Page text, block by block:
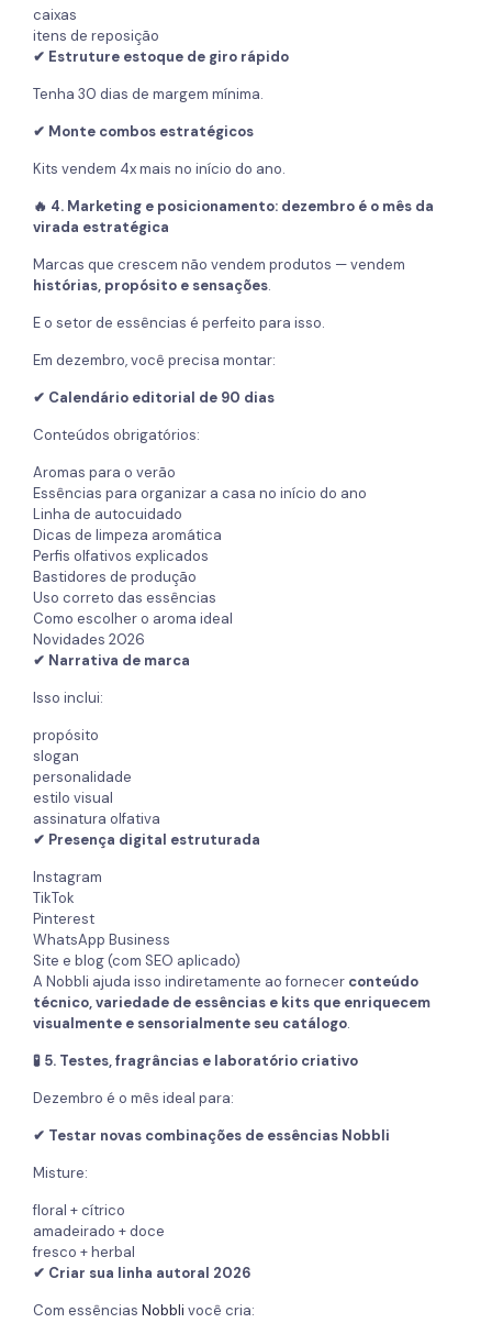
caixas
itens de reposição
✔ Estruture estoque de giro rápido
Tenha 30 dias de margem mínima.
✔ Monte combos estratégicos
Kits vendem 4x mais no início do ano.
🔥 4. Marketing e posicionamento: dezembro é o mês da
virada estratégica
Marcas que crescem não vendem produtos — vendem
histórias, propósito e sensações.
E o setor de essências é perfeito para isso.
Em dezembro, você precisa montar:
✔ Calendário editorial de 90 dias
Conteúdos obrigatórios:
Aromas para o verão
Essências para organizar a casa no início do ano
Linha de autocuidado
Dicas de limpeza aromática
Perfis olfativos explicados
Bastidores de produção
Uso correto das essências
Como escolher o aroma ideal
Novidades 2026
✔ Narrativa de marca
Isso inclui:
propósito
slogan
personalidade
estilo visual
assinatura olfativa
✔ Presença digital estruturada
Instagram
TikTok
Pinterest
WhatsApp Business
Site e blog (com SEO aplicado)
A Nobbli ajuda isso indiretamente ao fornecer conteúdo
técnico, variedade de essências e kits que enriquecem
visualmente e sensorialmente seu catálogo.
🧪 5. Testes, fragrâncias e laboratório criativo
Dezembro é o mês ideal para:
✔ Testar novas combinações de essências Nobbli
Misture:
floral + cítrico
amadeirado + doce
fresco + herbal
✔ Criar sua linha autoral 2026
Com essências Nobbli você cria: